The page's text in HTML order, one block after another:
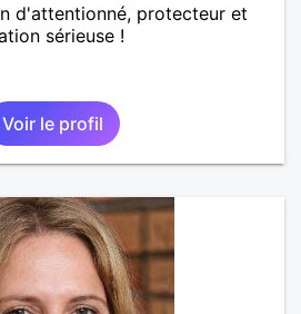
d'attentionné, protecteur et
sérieuse !
Voir le profil